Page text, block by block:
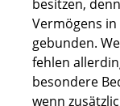
besitzen,
Vermögens
gebunden.
fehlen
besondere
wenn